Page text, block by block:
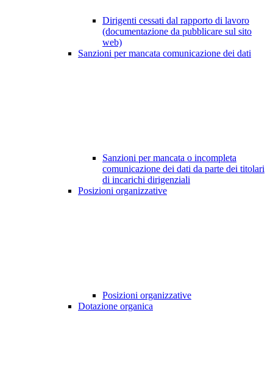
Dirigenti cessati dal rapporto di lavoro
(documentazione da pubblicare sul sito
web)
Sanzioni per mancata comunicazione dei dati
Sanzioni per mancata o incompleta
comunicazione dei dati da parte dei titolari
di incarichi dirigenziali
Posizioni organizzative
Posizioni organizzative
Dotazione organica